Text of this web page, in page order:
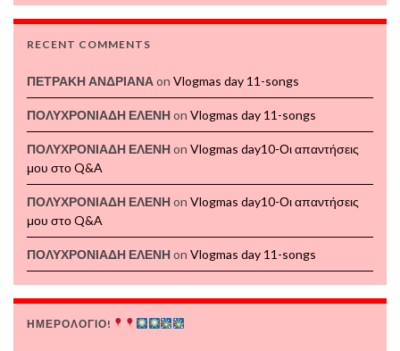
RECENT COMMENTS
ΠΕΤΡΑΚΗ ΑΝΔΡΙΑΝΑon Vlogmas day 11-songs
ΠΟΛΥΧΡΟΝΙΑΔΗ ΕΛΕΝΗon Vlogmas day 11-songs
ΠΟΛΥΧΡΟΝΙΑΔΗ ΕΛΕΝΗon Vlogmas day10-Οι απαντήσεις
μου στο Q&A
ΠΟΛΥΧΡΟΝΙΑΔΗ ΕΛΕΝΗon Vlogmas day10-Οι απαντήσεις
μου στο Q&A
ΠΟΛΥΧΡΟΝΙΑΔΗ ΕΛΕΝΗon Vlogmas day 11-songs
ΗΜΕΡΟΛΟΓΙΟ!